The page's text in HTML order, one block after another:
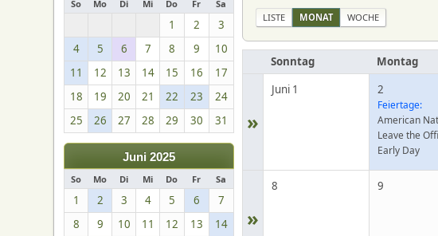
So Mo Di Mi Do Fr Sa
1 2
3
4
5 6 7 8 9
10
11
12 13 14 15 16
17
18
19 20 21 22 23
24
25
26 27 28 29 30 31
Juni 2025
So Mo Di Mi Do Fr Sa
1 2 3 4 5 6
7
8
9 10 11 12 13
14
LISTE MONAT WOCHE
Sonntag Montag
»
Juni 1 2
Feiertage:
American
Leave the
Early Day
»
8 9